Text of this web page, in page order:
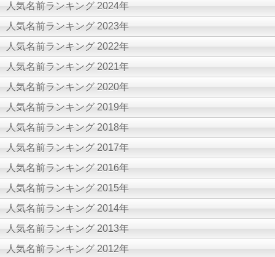
人気名前ランキング 2024年
人気名前ランキング 2023年
人気名前ランキング 2022年
人気名前ランキング 2021年
人気名前ランキング 2020年
人気名前ランキング 2019年
人気名前ランキング 2018年
人気名前ランキング 2017年
人気名前ランキング 2016年
人気名前ランキング 2015年
人気名前ランキング 2014年
人気名前ランキング 2013年
人気名前ランキング 2012年